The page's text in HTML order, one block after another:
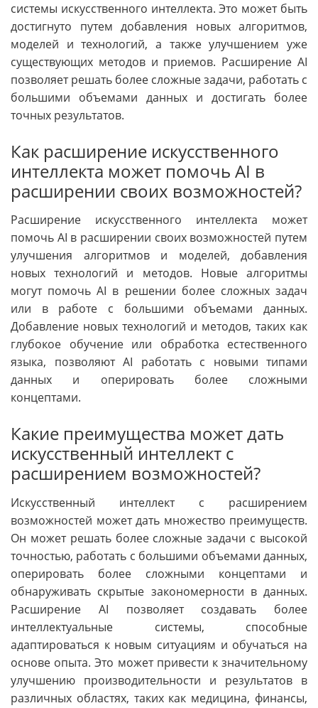
системы искусственного интеллекта. Это может быть
достигнуто путем добавления новых алгоритмов,
моделей и технологий, а также улучшением уже
существующих методов и приемов. Расширение AI
позволяет решать более сложные задачи, работать с
большими объемами данных и достигать более
точных результатов.
Как расширение искусственного
интеллекта может помочь AI в
расширении своих возможностей?
Расширение искусственного интеллекта может
помочь AI в расширении своих возможностей путем
улучшения алгоритмов и моделей, добавления
новых технологий и методов. Новые алгоритмы
могут помочь AI в решении более сложных задач
или в работе с большими объемами данных.
Добавление новых технологий и методов, таких как
глубокое обучение или обработка естественного
языка, позволяют AI работать с новыми типами
данных и оперировать более сложными
концептами.
Какие преимущества может дать
искусственный интеллект с
расширением возможностей?
Искусственный интеллект с расширением
возможностей может дать множество преимуществ.
Он может решать более сложные задачи с высокой
точностью, работать с большими объемами данных,
оперировать более сложными концептами и
обнаруживать скрытые закономерности в данных.
Расширение AI позволяет создавать более
интеллектуальные системы, способные
адаптироваться к новым ситуациям и обучаться на
основе опыта. Это может привести к значительному
улучшению производительности и результатов в
различных областях, таких как медицина, финансы,